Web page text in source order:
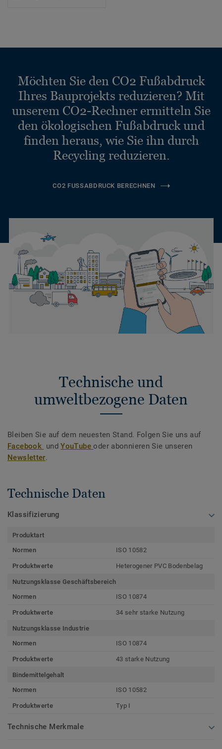
Möchten Sie den CO2 Fußabdruck
Ihres Bauprojekts reduzieren? Mit
unserem CO2-Rechner ermitteln Sie
den ökologischen Fußabdruck und
finden heraus, wie Sie ihn durch
Recycling reduzieren.
CO2 FUSSABDRUCK BERECHNEN
Technische und
umweltbezogene Daten
Bleiben Sie auf dem neuesten Stand. Folgen Sie uns auf
Facebook undYouTubeoder abonnieren Sie unseren
Newsletter.
Technische Daten
Klassifizierung
Produktart
Normen
ISO 10582
Produktwerte Heterogener PVC Bodenbelag
Nutzungsklasse Geschäftsbereich
Normen
ISO 10874
Produktwerte 34 sehr starke Nutzung
Nutzungsklasse Industrie
Normen
ISO 10874
Produktwerte 43 starke Nutzung
Bindemittelgehalt
Normen
ISO 10582
Produktwerte Typ I
Technische Merkmale